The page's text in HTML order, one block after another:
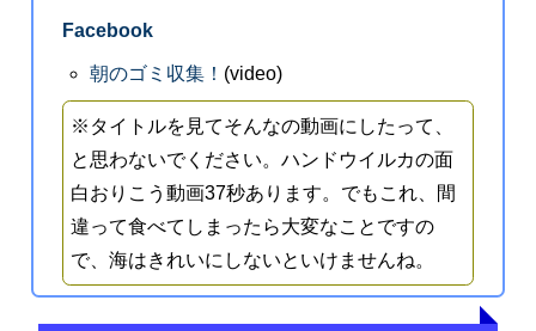
Facebook
朝のゴミ収集！ (video)
※タイトルを見てそんなの動画にしたって、
と思わないでください。ハンドウイルカの面
白おりこう動画37秒あります。でもこれ、間
違って食べてしまったら大変なことですの
で、海はきれいにしないといけませんね。